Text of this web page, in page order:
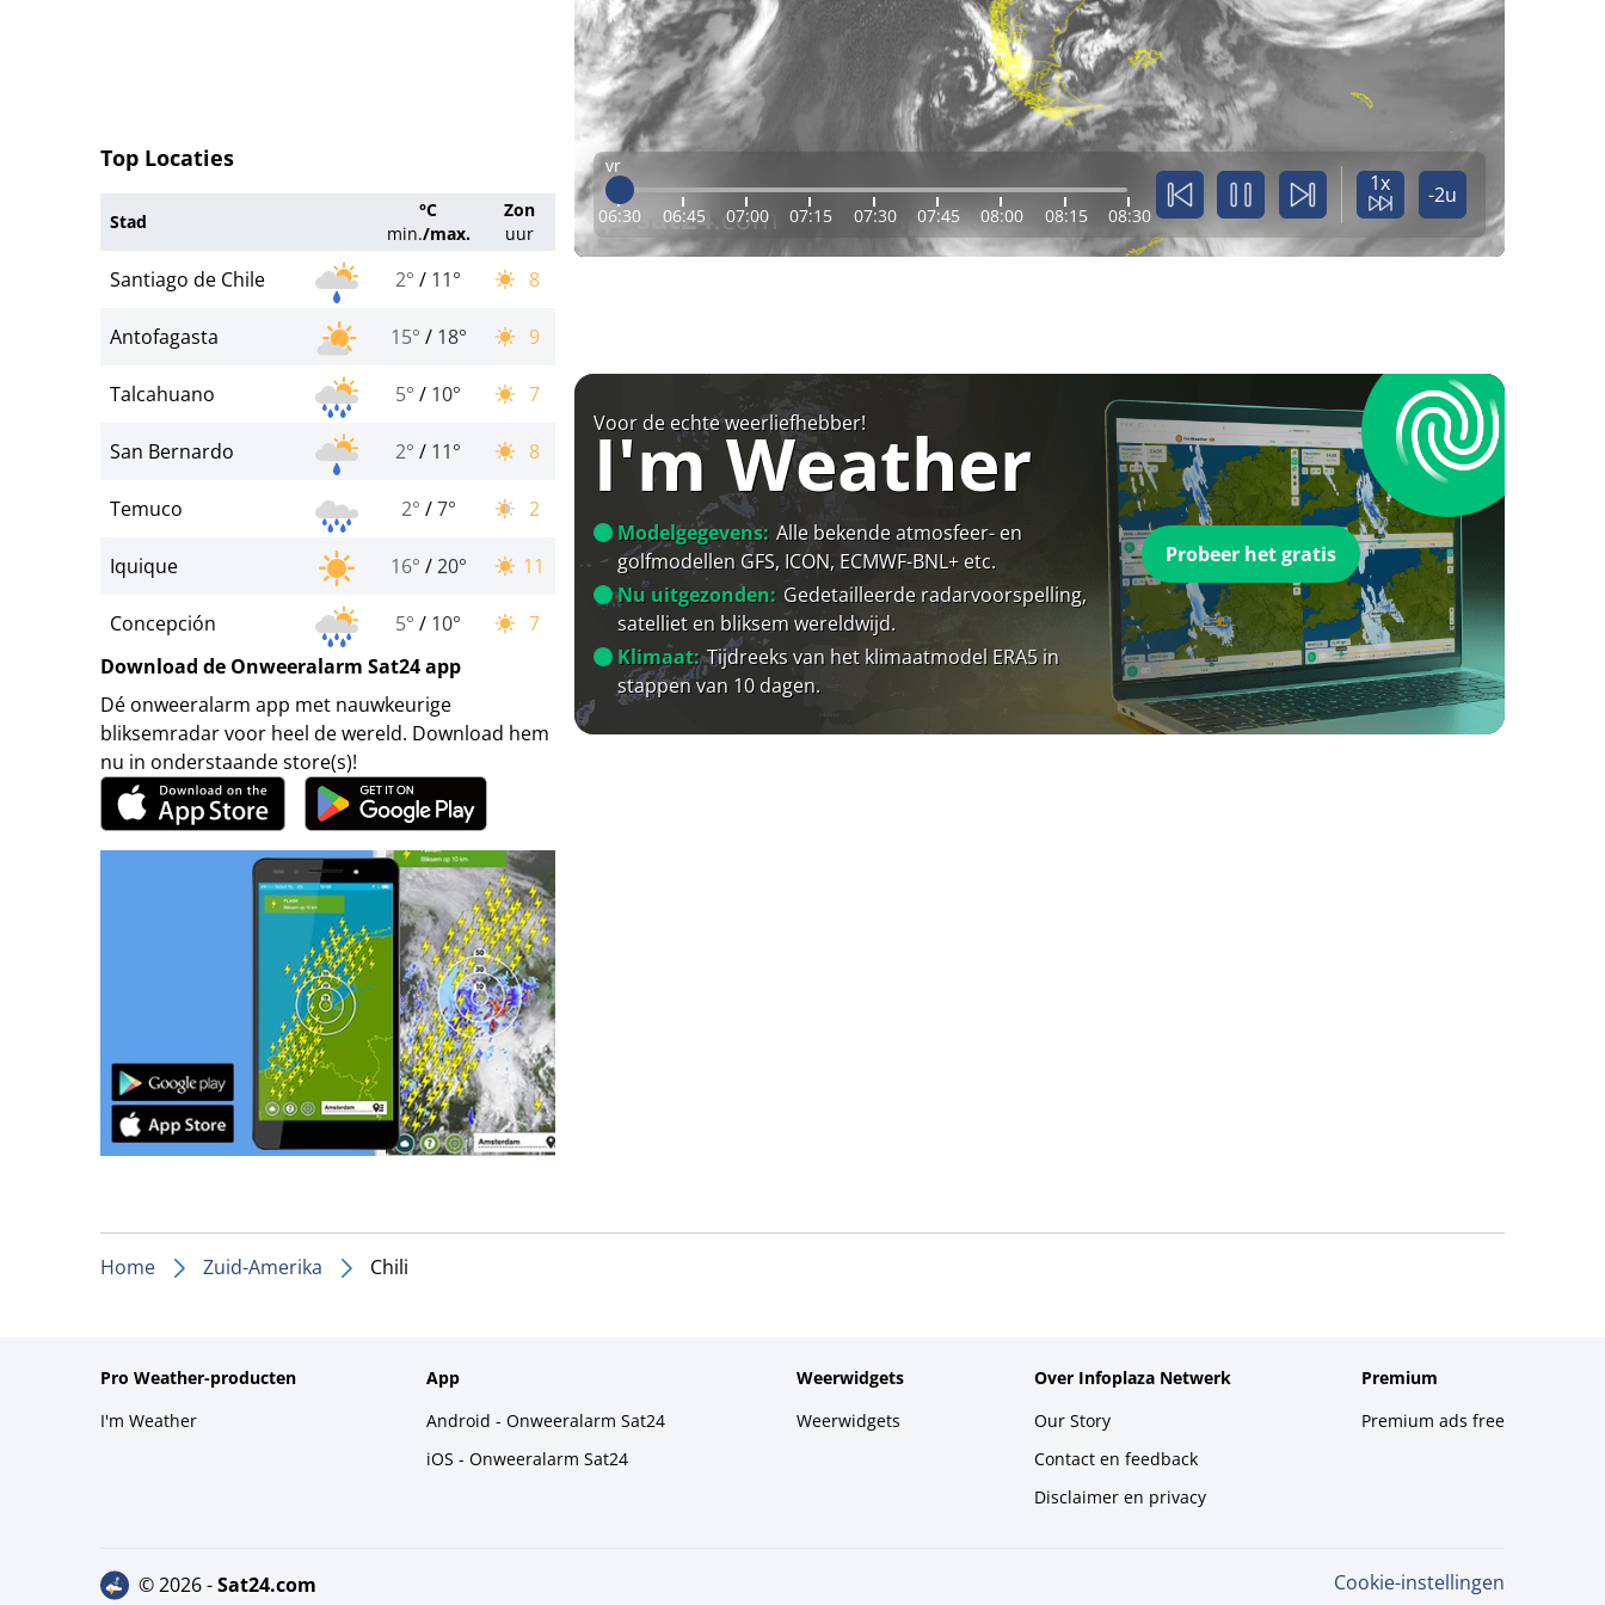
Top Locaties
Stad
°C
min./max.
Zon
uur
Santiago de Chile 2° / 11° 8
Antofagasta 15° / 18° 9
Talcahuano 5° / 10° 7
San Bernardo 2° / 11° 8
Temuco 2° /7° 2
Iquique 16° /20° 11
Concepción 5° / 10°
7
Download de Onweeralarm Sat24 app
Dé onweeralarm app met nauwkeurige
bliksemradar voor heel de wereld. Download hem
nu in onderstaande store(s)!
vr
06:30 06:45 07:00 07:15 07:30 07:45 08:00 08:15 08:30
1x -2u
Voor de echte weerliefhebber!
I'm Weather
Modelgegevens: Alle bekende atmosfeer- en
golfmodellen GFS, ICON, ECMWF-BNL+ etc.
Nu uitgezonden: Gedetailleerde radarvoorspelling,
satelliet en bliksem wereldwijd.
Klimaat: Tijdreeks van het klimaatmodel ERA5 in
stappen van 10 dagen.
Probeer het gratis
Home Zuid-Amerika Chili
Pro Weather-producten
I'm Weather
App
Android - Onweeralarm Sat24
iOS - Onweeralarm Sat24
Weerwidgets
Weerwidgets
Over Infoplaza Netwerk
Our Story
Contact en feedback
Disclaimer en privacy
Premium
Premium ads free
© 2026 - sat24.com Cookie-instellingen